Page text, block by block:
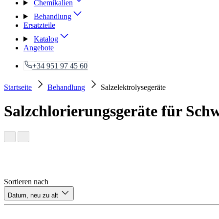
Chemikalien
Behandlung
Ersatzteile
Katalog
Angebote
+34 951 97 45 60
Startseite Behandlung Salzelektrolysegeräte
Salzchlorierungsgeräte für
Sortieren nach
Datum, neu zu alt